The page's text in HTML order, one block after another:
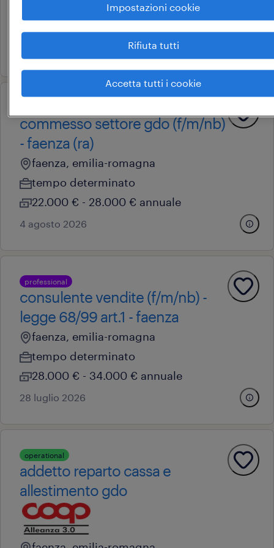
tempo determinato
commesso settore gdo (f/m/nb)
- faenza (ra)
faenza, emilia-romagna
tempo determinato
22.000 € - 28.000 € annuale
4 agosto 2026
professional
consulente vendite (f/m/nb) -
legge 68/99 art.1 - faenza
faenza, emilia-romagna
tempo determinato
28.000 € - 34.000 € annuale
28 luglio 2026
operational
addetto reparto cassa e
allestimento gdo
Impostazioni cookie
Rifiuta tutti
Accetta tutti i cookie